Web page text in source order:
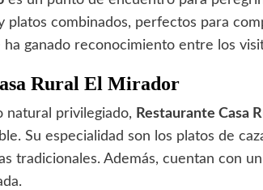
platos combinados, perfectos para
ha ganado reconocimiento entre los
Rural El Mirador
natural privilegiado, Restaurante Casa
Su especialidad son los platos de
tradicionales. Además, cuentan con